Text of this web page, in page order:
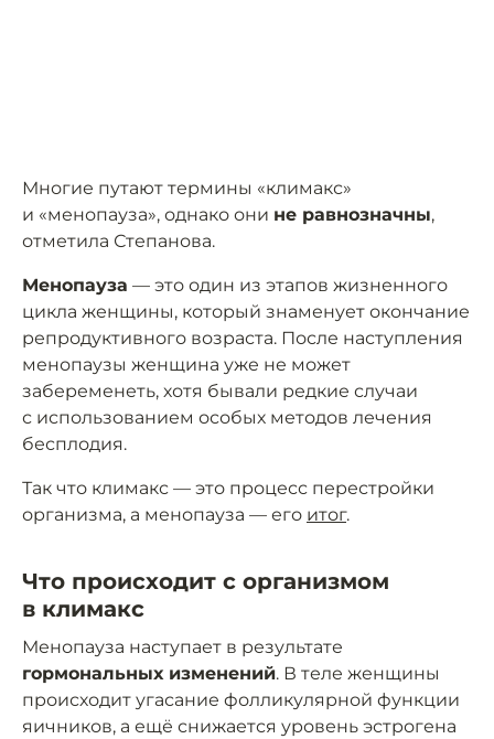
Многие путают термины «климакс»
и «менопауза», однако они не равнозначны,
отметила Степанова.
Менопауза — это один из этапов жизненного
цикла женщины, который знаменует окончание
репродуктивного возраста. После наступления
менопаузы женщина уже не может
забеременеть, хотя бывали редкие случаи
с использованием особых методов лечения
бесплодия.
Так что климакс — это процесс перестройки
организма, а менопауза — его итог.
Что происходит с организмом
в климакс
Менопауза наступает в результате
гормональных изменений. В теле женщины
происходит угасание фолликулярной функции
яичников, а ещё снижается уровень эстрогена